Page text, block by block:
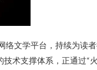
络文学平台，持续为读
技术支撑体系，正通过“